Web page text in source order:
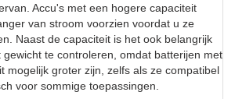
Accu's met een hogere capaciteit
van stroom voorzien voordat u ze
Naast de capaciteit is het ook belangrijk
te controleren, omdat batterijen met
mogelijk groter zijn, zelfs als ze compatibel
voor sommige toepassingen.